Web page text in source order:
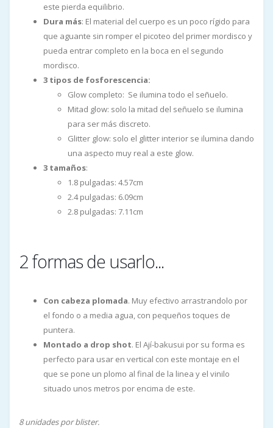
este pierda equilibrio.
Dura más: El material del cuerpo es un poco rígido para
que aguante sin romper el picoteo del primer mordisco y
pueda entrar completo en la boca en el segundo
mordisco.
3 tipos de fosforescencia:
Glow completo: Se ilumina todo el señuelo.
Mitad glow: solo la mitad del señuelo se ilumina
para ser más discreto.
Glitter glow: solo el glitter interior se ilumina dando
una aspecto muy real a este glow.
3 tamaños:
1.8 pulgadas: 4.57cm
2.4 pulgadas: 6.09cm
2.8 pulgadas: 7.11cm
2 formas de usarlo...
Con cabeza plomada. Muy efectivo arrastrandolo por
el fondo o a media agua, con pequeños toques de
puntera.
Montado a drop shot. El Ají-bakusui por su forma es
perfecto para usar en vertical con este montaje en el
que se pone un plomo al final de la linea y el vinilo
situado unos metros por encima de este.
8 unidades por blister.